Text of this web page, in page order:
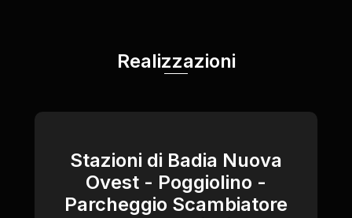
Realizzazioni
Stazioni di Badia Nuova
Ovest - Poggiolino -
Parcheggio Scambiatore